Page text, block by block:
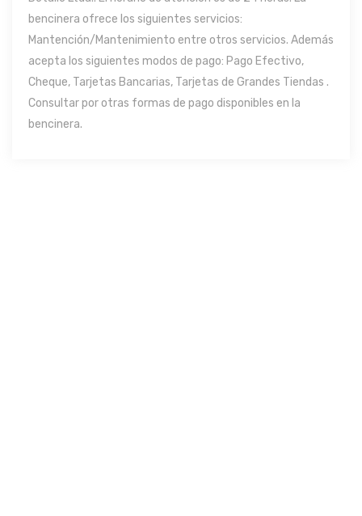
bencinera ofrece los siguientes servicios:
Mantención/Mantenimiento entre otros servicios. Además
acepta los siguientes modos de pago: Pago Efectivo,
Cheque, Tarjetas Bancarias, Tarjetas de Grandes Tiendas .
Consultar por otras formas de pago disponibles en la
bencinera.